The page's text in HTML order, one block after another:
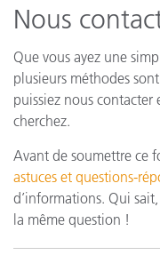
Nous
Que vous ayez une
plusieurs méthodes
puissiez nous contacter
cherchez.
Avant de soumettre ce
astuces et questions-
d’informations. Qui
la même question !